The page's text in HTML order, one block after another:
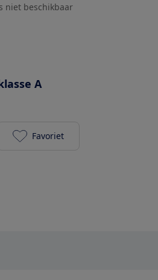
niet beschikbaar
A
Beko B3WT5841WS2
Favoriet